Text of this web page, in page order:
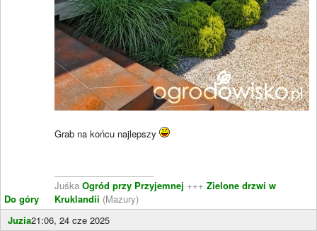
Do góry
Grab na końcu najlepszy
Juśka Ogród przy Przyjemnej +++ Zielone drzwi w
Kruklandii (Mazury)
Juzia21:06, 24 cze 2025